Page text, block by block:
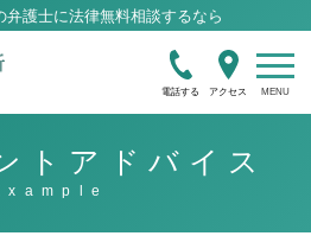
弁護士に法律無料相談するなら
電話する アクセス
トアドバイス